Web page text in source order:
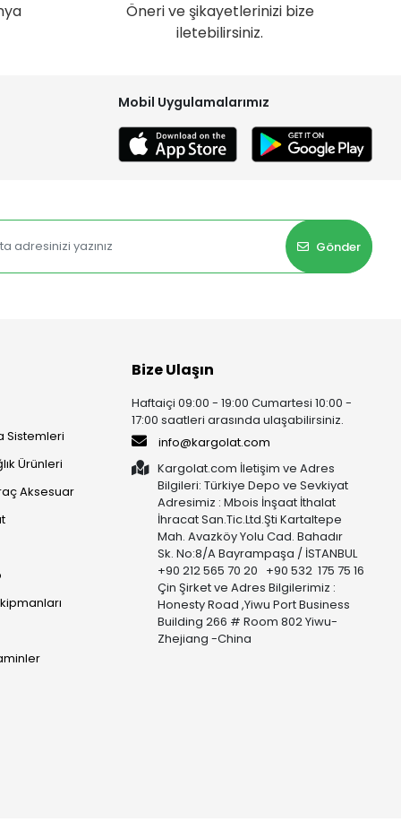
Öneri ve şikayetlerinizi bize
iletebilirsiniz.
Mobil Uygulamalarımız
Gönder
Sistemleri
Ürünleri
Aksesuar
Bize Ulaşın
Haftaiçi 09:00 - 19:00 Cumartesi 10:00 -
17:00 saatleri arasında ulaşabilirsiniz.
info@kargolat.com
Kargolat.com İletişim ve Adres
Bilgileri: Türkiye Depo ve Sevkiyat
Adresimiz : Mbois İnşaat İthalat
İhracat San.Tic.Ltd.Şti Kartaltepe
Mah. Avazköy Yolu Cad. Bahadır
Sk. No:8/A Bayrampaşa / İSTANBUL
+90 212 565 70 20 +90 532 175 75 16
Çin Şirket ve Adres Bilgilerimiz :
Honesty Road ,Yiwu Port Business
Building 266 # Room 802 Yiwu-
Zhejiang -China